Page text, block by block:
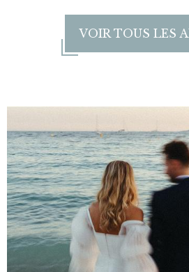
VOIR TOUS LES